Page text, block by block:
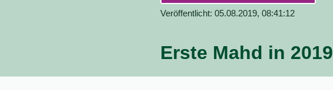
Veröffentlicht: 05.08.2019, 08:41:12
Erste Mahd in 2019